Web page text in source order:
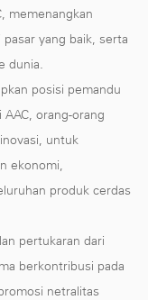
memenangkan
yang baik, serta
dunia.
posisi pemandu
orang-orang
untuk
ekonomi,
produk cerdas
pertukaran dari
berkontribusi pada
netralitas